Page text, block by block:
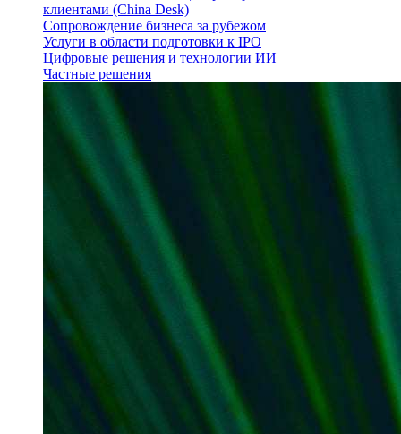
клиентами (China Desk)
Сопровождение бизнеса за рубежом
Услуги в области подготовки к IPO
Цифровые решения и технологии ИИ
Частные решения